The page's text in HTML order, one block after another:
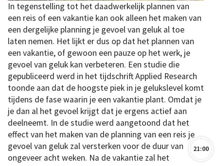
In tegenstelling tot het daadwerkelijk plannen van
een reis of een vakantie kan ook alleen het maken van
een dergelijke planning je gevoel van geluk al toe
laten nemen. Het lijkt er dus op dat het plannen van
een vakantie, of gewoon een pauze op het werk, je
gevoel van geluk kan verbeteren. Een studie die
gepubliceerd werd in het tijdschrift Applied Research
toonde aan dat de hoogste piek in je gelukslevel komt
tijdens de fase waarin je een vakantie plant. Omdat je
je dan al het gevoel krijgt dat je ergens actief aan
deelneemt. In de studie werd aangetoond dat het
effect van het maken van de planning van een reis je
gevoel van geluk zal versterken voor de duur van
ongeveer acht weken. Na de vakantie zal het
21:00